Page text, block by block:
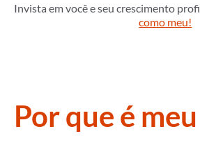
Invista em você e seu crescimento
como meu!
Por que é